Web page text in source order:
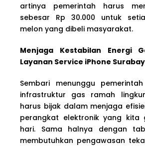
artinya pemerintah harus
sebesar Rp 30.000 untuk
melon yang dibeli masyarakat.
Menjaga Kestabilan Energi
Layanan Service iPhone
Sembari menunggu
infrastruktur gas ramah
harus bijak dalam menjaga
perangkat elektronik yang kita
hari. Sama halnya dengan
membutuhkan pengawasan